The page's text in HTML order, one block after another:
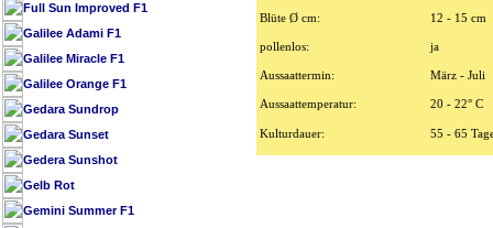
Full Sun Improved F1
Galilee Adami F1
Galilee Miracle F1
Galilee Orange F1
Gedara Sundrop
Gedara Sunset
Gedera Sunshot
Gelb Rot
Gemini Summer F1
Blüte Ø cm: 12 - 15 cm
pollenlos: ja
Aussaattermin: März - Juli
Aussaattemperatur: 20 - 22° C
Kulturdauer: 55 - 65